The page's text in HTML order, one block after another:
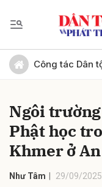
Công tác Dân
Ngôi
Phật học
Khmer ở
Như Tâm 29/09/
Gửi bình luận